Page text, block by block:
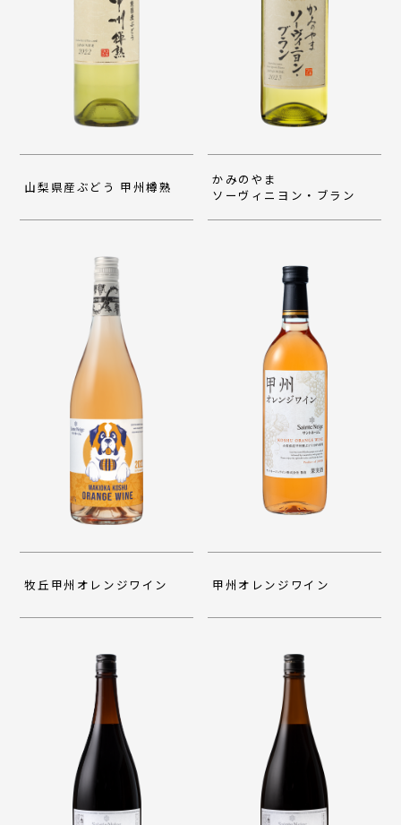
山梨県産ぶどう 甲州樽熟
かみのやま
ソーヴィニヨン・ブラン
牧丘甲州オレンジワイン 甲州オレンジワイン